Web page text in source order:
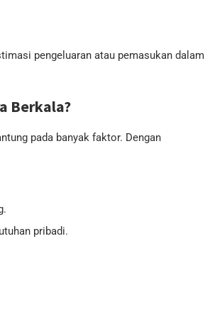
pengeluaran atau pemasukan dalam
Berkala?
pada banyak faktor. Dengan
pribadi.